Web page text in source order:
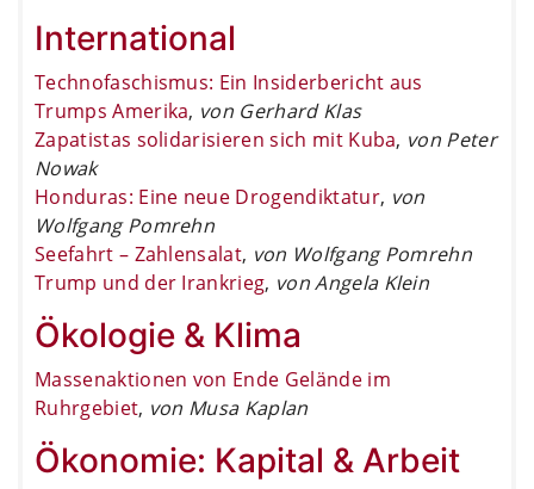
International
Technofaschismus: Ein Insiderbericht aus
Trumps Amerika, von Gerhard Klas
Zapatistas solidarisieren sich mit Kuba, von Peter
Nowak
Honduras: Eine neue Drogendiktatur, von
Wolfgang Pomrehn
Seefahrt – Zahlensalat, von Wolfgang Pomrehn
Trump und der Irankrieg, von Angela Klein
Ökologie & Klima
Massenaktionen von Ende Gelände im
Ruhrgebiet, von Musa Kaplan
Ökonomie: Kapital & Arbeit